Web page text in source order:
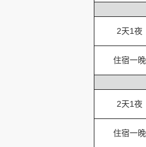
2天1夜
住宿一晚
2天1夜
住宿一晚